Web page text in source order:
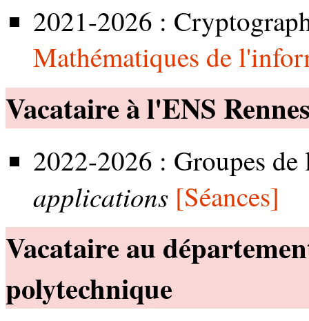
2021-2026 :
Mathématiques de
Vacataire à l'ENS
2022-2026 : Groupes
applications [Séances]
Vacataire au
polytechnique